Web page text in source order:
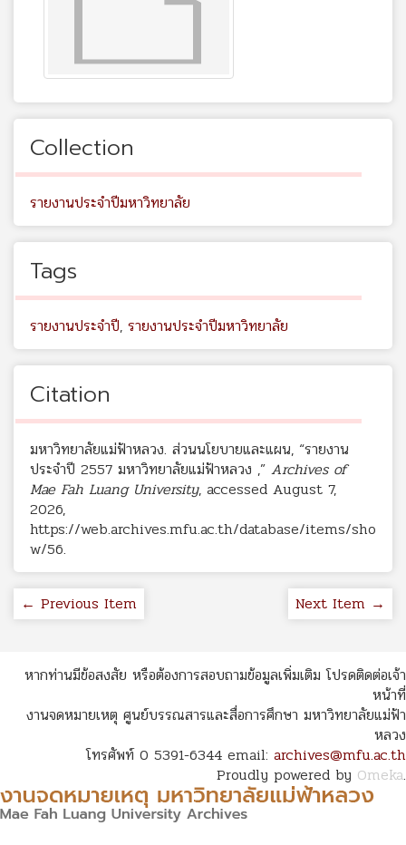
Collection
รายงานประจำปีมหาวิทยาลัย
Tags
รายงานประจำปี, รายงานประจำปีมหาวิทยาลัย
Citation
มหาวิทยาลัยแม่ฟ้าหลวง. ส่วนนโยบายและแผน, “รายงาน
ประจำปี 2557 มหาวิทยาลัยแม่ฟ้าหลวง ,” Archives of
Mae Fah Luang University, accessed August 7,
2026,
https://web.archives.mfu.ac.th/database/items/sho
w/56.
← Previous Item Next Item →
หากท่านมีข้อสงสัย หรือต้องการสอบถามข้อมูลเพิ่มเติม โปรดติดต่อเจ้า
หน้าที่
งานจดหมายเหตุ ศูนย์บรรณสารและสื่อการศึกษา มหาวิทยาลัยแม่ฟ้า
หลวง
โทรศัพท์ 0 5391-6344 email: archives@mfu.ac.th
Proudly powered by Omeka.